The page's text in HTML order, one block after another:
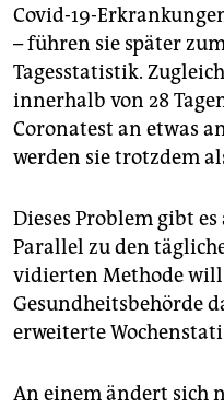
Covid-19-
– führen sie später
Tagesstatistik.
innerhalb von 28
Coronatest an etwas
werden sie trotzdem
Dieses Problem gibt
Parallel zu den
vidierten Methode will
Gesundheitsbehörde
erweiterte
An einem ändert sich